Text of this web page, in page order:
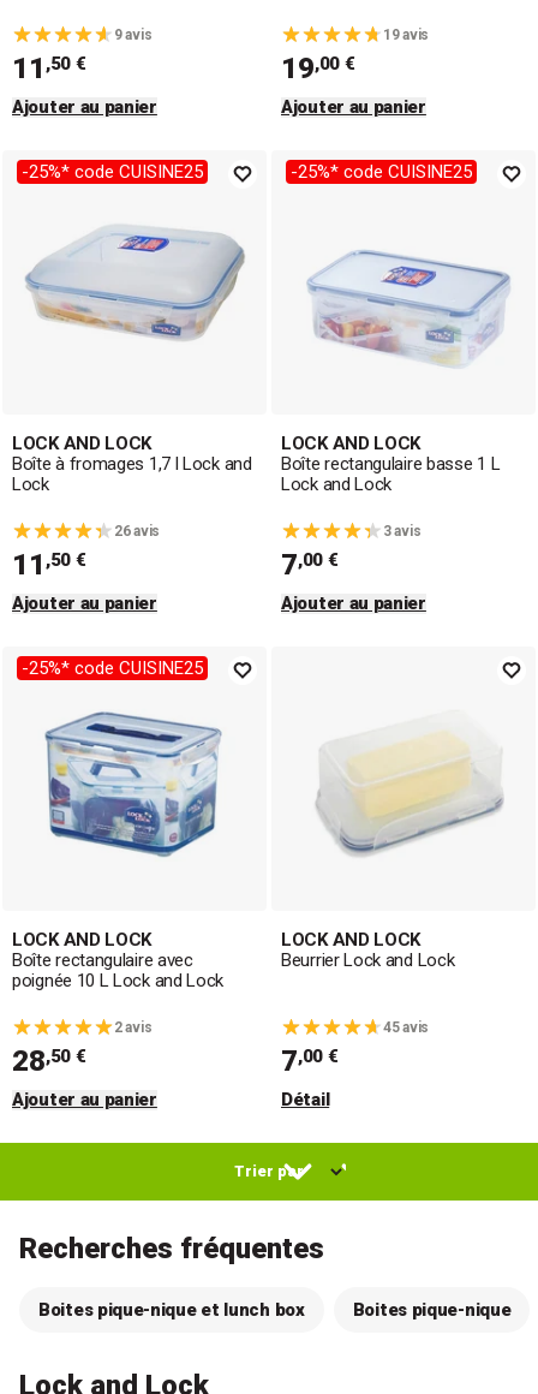
9 avis
11 ,50 €
Ajouter au panier
19 avis
19,00 €
Ajouter au panier
-25%* code CUISINE25
LOCK AND LOCK
Boîte à fromages 1,7 l Lock and
Lock
26 avis
11 ,50 €
Ajouter au panier
-25%* code CUISINE25
LOCK AND LOCK
Boîte rectangulaire basse 1 L
Lock and Lock
3 avis
7,00 €
Ajouter au panier
-25%* code CUISINE25
LOCK AND LOCK
Boîte rectangulaire avec
poignée 10 L Lock and Lock
2 avis
28,50 €
Ajouter au panier
LOCK AND LOCK
Beurrier Lock and Lock
45 avis
7,00 €
Détail
Recherches fréquentes
Boites pique-nique et lunch box Boites pique-nique
Lock and Lock